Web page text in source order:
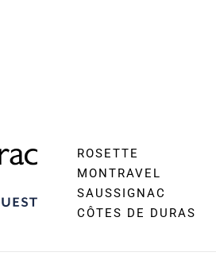
ROSETTE
MONTRAVEL
SAUSSIGNAC
CÔTES DE DURAS